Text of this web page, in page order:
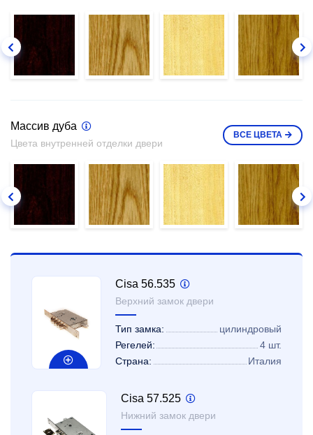
Массив дуба
Цвета внутренней отделки двери
ВСЕ ЦВЕТА
Cisa 56.535
Верхний замок двери
Тип замка:
цилиндровый
Регелей:
4 шт.
Страна:
Италия
Cisa 57.525
Нижний замок двери